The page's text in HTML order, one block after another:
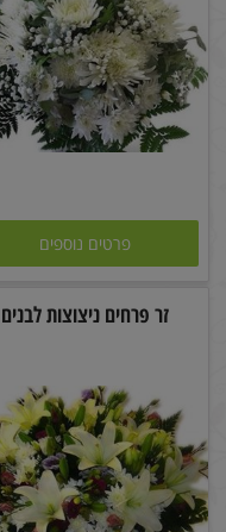
פרטים נוספים
זר פרחים ניצוצות לבנים